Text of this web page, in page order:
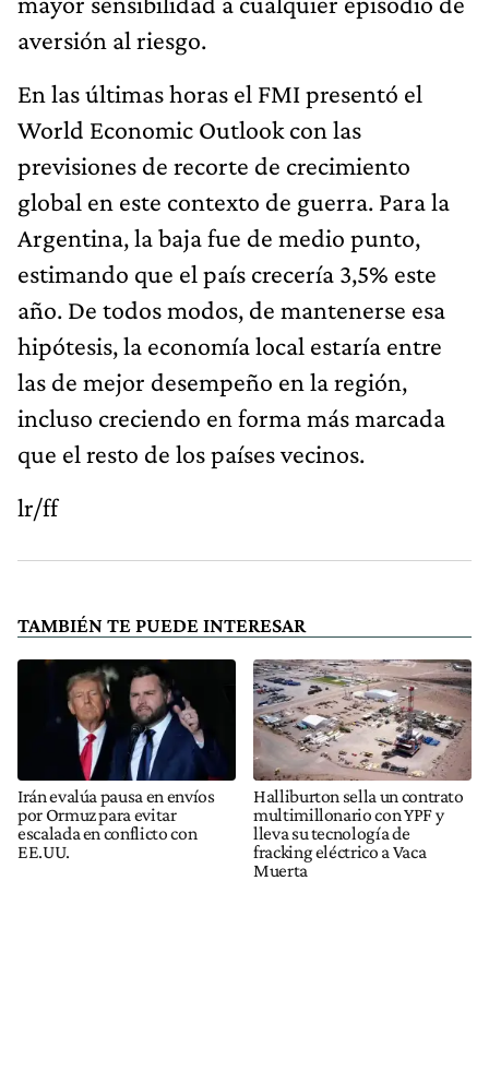
aversión al riesgo.
En las últimas horas el FMI presentó el
World Economic Outlook con las
previsiones de recorte de crecimiento
global en este contexto de guerra. Para la
Argentina, la baja fue de medio punto,
estimando que el país crecería 3,5% este
año. De todos modos, de mantenerse esa
hipótesis, la economía local estaría entre
las de mejor desempeño en la región,
incluso creciendo en forma más marcada
que el resto de los países vecinos.
lr/ff
TAMBIÉN TE PUEDE INTERESAR
Irán evalúa pausa en envíos
por Ormuz para evitar
escalada en conflicto con
EE.UU.
Halliburton sella un contrato
multimillonario con YPF y
lleva su tecnología de
fracking eléctrico a Vaca
Muerta